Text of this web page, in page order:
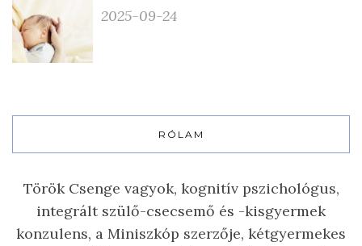
2025-09-24
RÓLAM
Török Csenge vagyok, kognitív pszichológus,
integrált szülő-csecsemő és -kisgyermek
konzulens, a Miniszkóp szerzője, kétgyermekes